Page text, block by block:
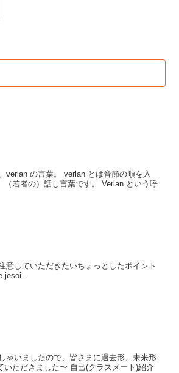
verlan の言葉。 verlan とは音節の順を入
若者の）話し言葉です。 Verlan という呼
意していただきたいちょっとしたポイント
jesoi...
ゃいましたので、皆さまに過去形、未来形
ただきました〜 自己(クラスメート)紹介